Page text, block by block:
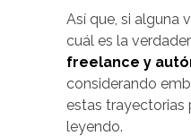
Así que, si alguna
cuál es la
freelance y
considerando
estas trayectorias
leyendo.